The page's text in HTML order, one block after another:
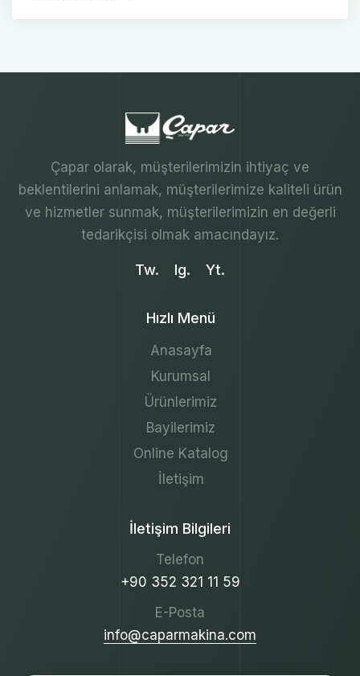
Çapar olarak, müşterilerimizin ihtiyaç ve
beklentilerini anlamak, müşterilerimize kaliteli ürün
ve hizmetler sunmak, müşterilerimizin en değerli
tedarikçisi olmak amacındayız.
Tw. Ig. Yt.
Hızlı Menü
Anasayfa
Kurumsal
Ürünlerimiz
Bayilerimiz
Online Katalog
İletişim
İletişim Bilgileri
Telefon
+90 352 321 11 59
E-Posta
info@caparmakina.com